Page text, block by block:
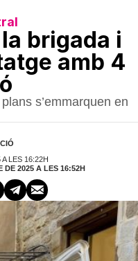
brigada i
amb 4
s’emmarquen en
LES 16:22H
DE 2025 A LES 16:52H